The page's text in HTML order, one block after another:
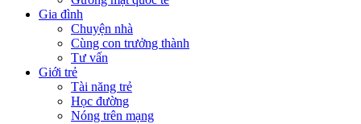
Gia đình
Chuyện nhà
Cùng con trưởng thành
Tư vấn
Giới trẻ
Tài năng trẻ
Học đường
Nóng trên mạng